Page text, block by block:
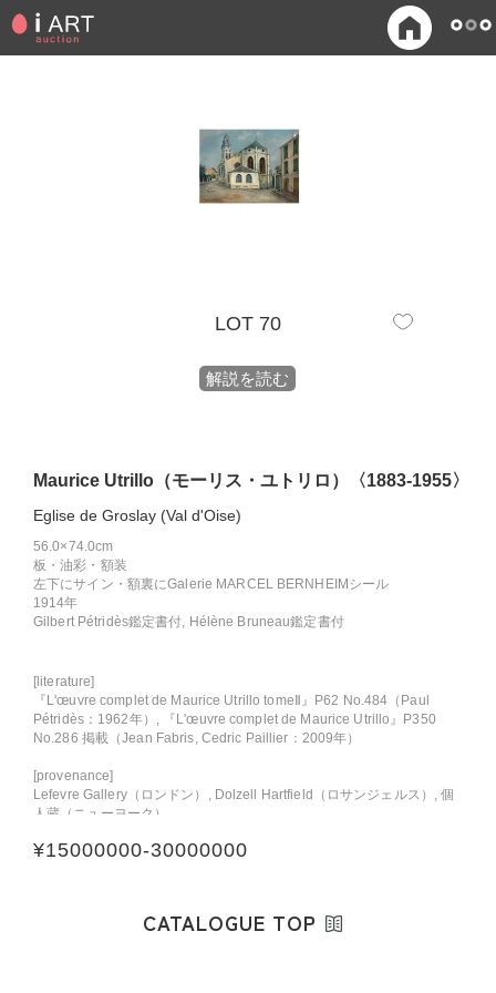
LOT 70
解説を読む
Maurice Utrillo（モーリス・ユトリロ）〈1883-1955〉
Eglise de Groslay (Val d'Oise)
56.0×74.0cm
板・油彩・額装
左下にサイン・額裏にGalerie MARCEL BERNHEIMシール
1914年
Gilbert Pétridès鑑定書付, Hélène Bruneau鑑定書付
[literature]
『L'œuvre complet de Maurice Utrillo tomeⅡ』P62 No.484（Paul
Pétridès：1962年）, 『L'œuvre complet de Maurice Utrillo』P350
No.286 掲載（Jean Fabris, Cedric Paillier：2009年）
[provenance]
Lefevre Gallery（ロンドン）, Dolzell Hartfield（ロサンジェルス）, 個
人蔵（ニューヨーク）
¥15000000-30000000
CATALOGUE TOP